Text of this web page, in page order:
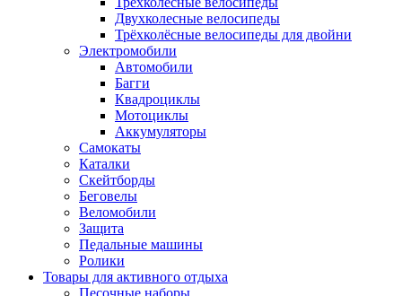
Двухколесные велосипеды
Трёхколёсные велосипеды для двойни
Электромобили
Автомобили
Багги
Квадроциклы
Мотоциклы
Аккумуляторы
Самокаты
Каталки
Скейтборды
Беговелы
Веломобили
Защита
Педальные машины
Ролики
Товары для активного отдыха
Песочные наборы